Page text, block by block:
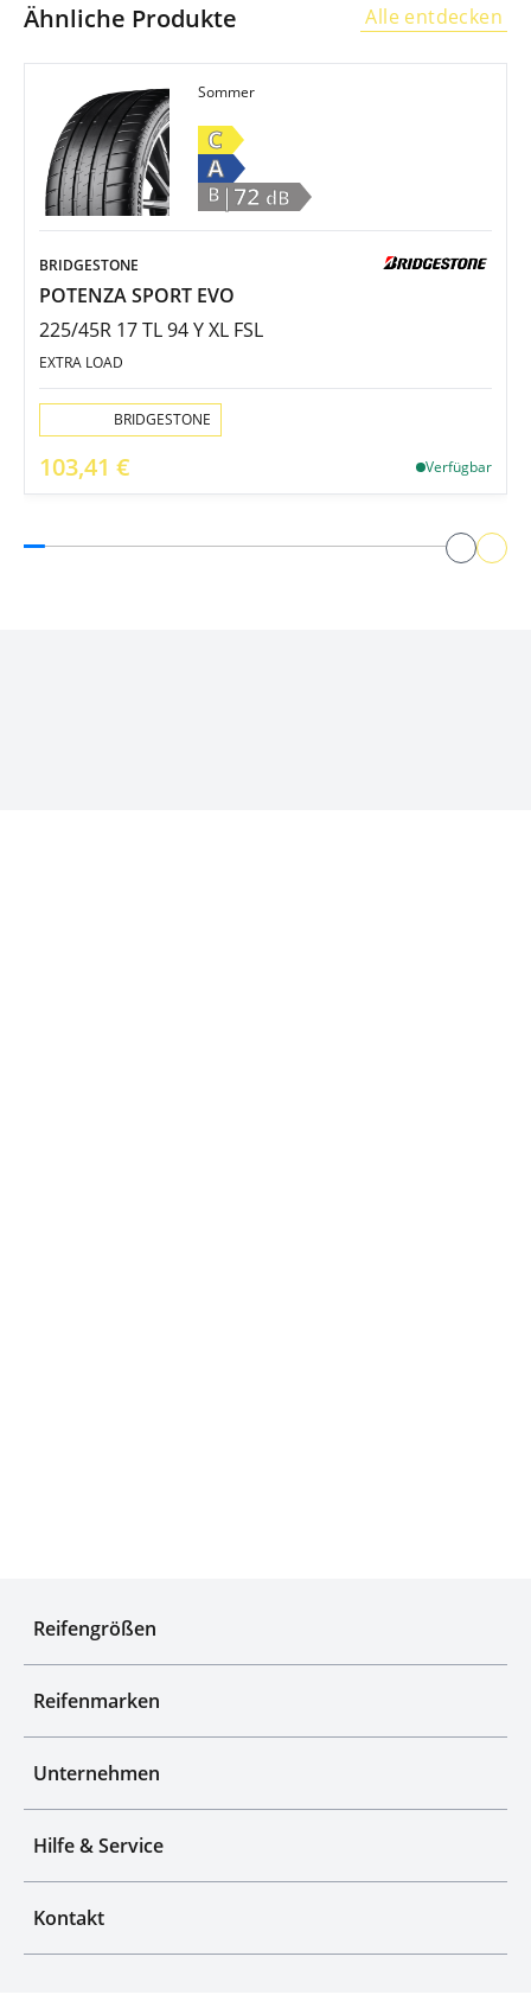
Ähnliche Produkte Alle entdecken
Sommer
C
A
B |72 dB
BRIDGESTONE
POTENZA SPORT EVO
225/45R 17 TL 94 Y XL FSL
EXTRA LOAD
BRIDGESTONE
103,41 € Verfügbar
Reifengrößen
Reifenmarken
Unternehmen
Hilfe & Service
Kontakt